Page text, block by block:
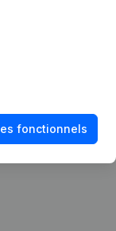
fonctionnels